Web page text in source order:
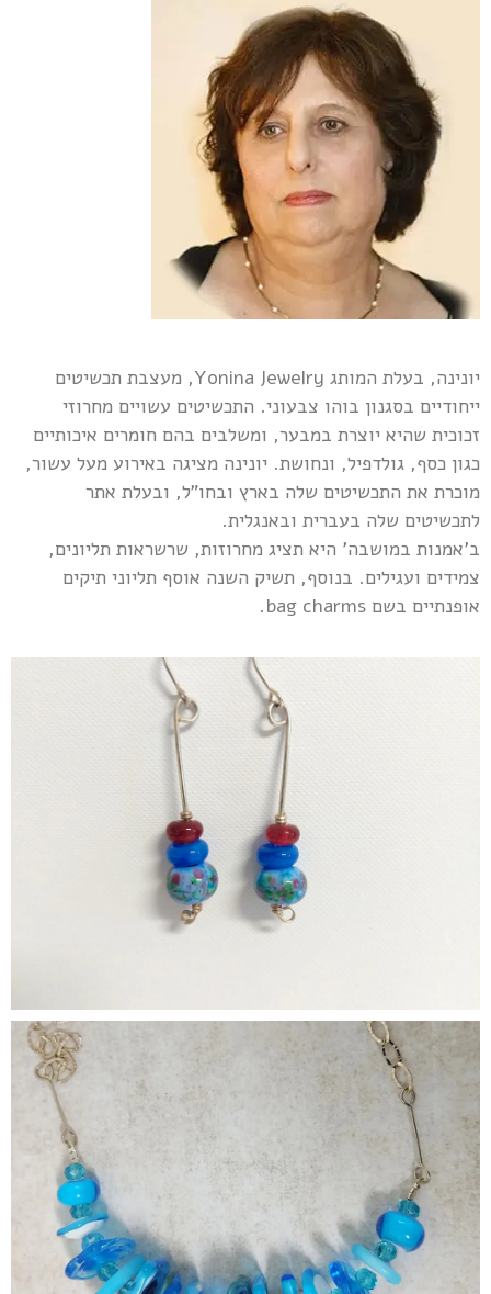
יונינה, בעלת המותג Yonina Jewelry, מעצבת תכשיטים
ייחודיים בסגנון בוהו צבעוני. התכשיטים עשויים מחרוזי
זכוכית שהיא יוצרת במבער, ומשלבים בהם חומרים איכותיים
כגון כסף, גולדפיל, ונחושת. יונינה מציגה באירוע מעל עשור,
מוכרת את התכשיטים שלה בארץ ובחו"ל, ובעלת אתר
לתכשיטים שלה בעברית ובאנגלית.
ב'אמנות במושבה' היא תציג מחרוזות, שרשראות תליונים,
צמידים ועגילים. בנוסף, תשיק השנה אוסף תליוני תיקים
אופנתיים בשם bag charms.